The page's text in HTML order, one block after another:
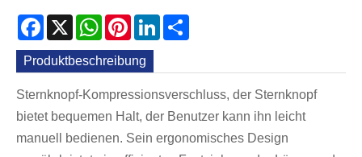
Facebook
X WhatsApp
PinterestLinkedIn
Produktbeschreibung
Sternknopf-Kompressionsverschluss, der Sternknopf
bietet bequemen Halt, der Benutzer kann ihn leicht
manuell bedienen. Sein ergonomisches Design